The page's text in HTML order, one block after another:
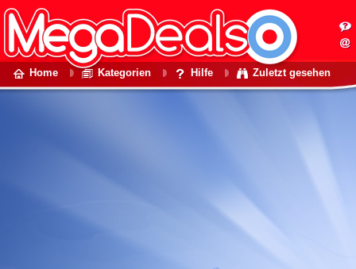
Home Kategorien Hilfe Zuletzt gesehen